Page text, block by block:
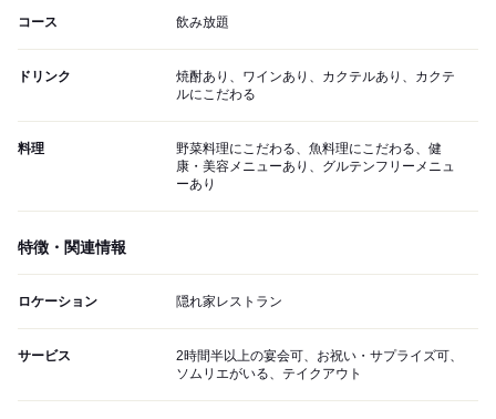
コース 飲み放題
ドリンク
焼酎あり、ワインあり、カクテルあり、カクテ
ルにこだわる
料理
野菜料理にこだわる、魚料理にこだわる、健
康・美容メニューあり、グルテンフリーメニュ
ーあり
特徴・関連情報
ロケーション 隠れ家レストラン
サービス
2時間半以上の宴会可、お祝い・サプライズ可、
ソムリエがいる、テイクアウト